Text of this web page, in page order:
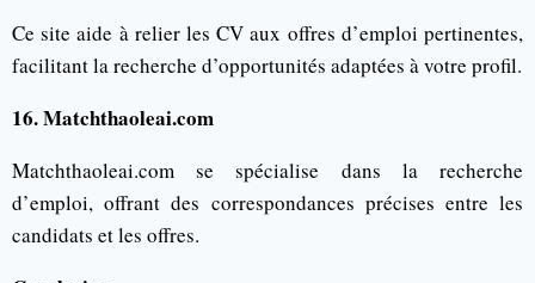
Ce site aide à relier les CV aux offres d’emploi pertinentes,
facilitant la recherche d’opportunités adaptées à votre profil.
16. Matchthaoleai.com
Matchthaoleai.com se spécialise dans la recherche
d’emploi, offrant des correspondances précises entre les
candidats et les offres.